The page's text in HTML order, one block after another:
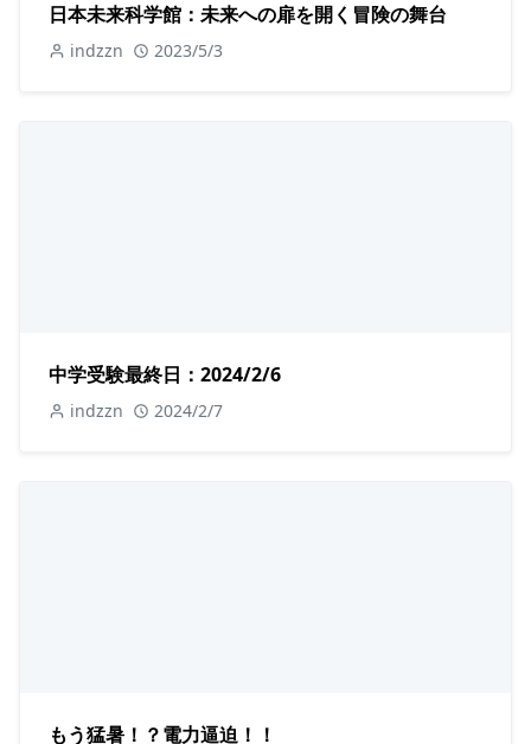
日本未来科学館：未来への扉を開く冒険の舞台
indzzn 2023/5/3
中学受験最終日：2024/2/6
indzzn 2024/2/7
もう猛暑！？電力逼迫！！